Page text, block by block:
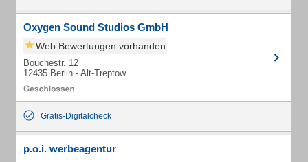
Oxygen Sound Studios GmbH
Web Bewertungen vorhanden
Bouchestr. 12
12435 Berlin - Alt-Treptow
Gratis-Digitalcheck
p.o.i. werbeagentur